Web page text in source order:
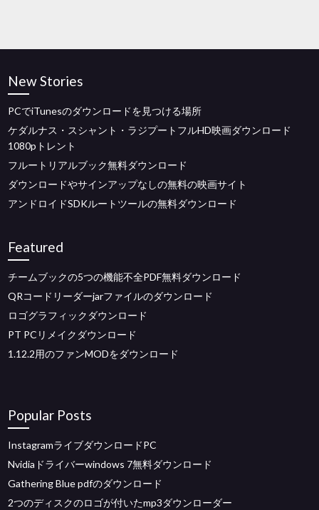
New Stories
PCでiTunesのダウンロードを見つける場所
ケダルナス・スシャント・ラジプートフルHD映画ダウンロード
1080pトレント
フルートリアルブック無料ダウンロード
ダウンロードやサインアップなしの無料の映画サイト
アンドロイドSDKルートツールの無料ダウンロード
Featured
チームブックの5つの機能不全PDF無料ダウンロード
QRコードリーダーjarファイルのダウンロード
ロゴグラフィックダウンロード
PT PCリメイクダウンロード
1.12.2用のファンMODをダウンロード
Popular Posts
InstagramライブダウンロードPC
Nvidiaドライバーwindows 7無料ダウンロード
Gathering Blue pdfのダウンロード
2つのディスクのロゴが付いたmp3ダウンローダー